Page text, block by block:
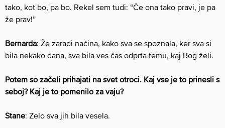
tako, kot bo, pa bo. Rekel sem tudi: “Če ona tako pravi, je pa
že prav!”
Bernarda: Že zaradi načina, kako sva se spoznala, ker sva si
bila nekako dana, sva bila ves čas odprta temu, kaj Bog želi.
Potem so začeli prihajati na svet otroci. Kaj vse je to prinesli s
seboj? Kaj je to pomenilo za vaju?
Stane: Zelo sva jih bila vesela.